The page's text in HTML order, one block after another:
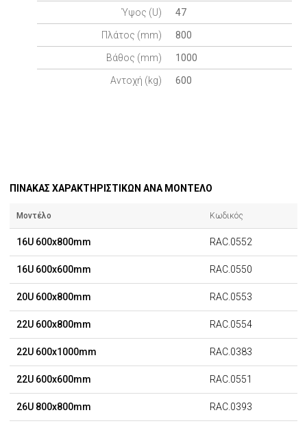
Ύψος (U) 47
Πλάτος (mm) 800
Βάθος (mm) 1000
Αντοχή (kg) 600
ΠΙΝΑΚΑΣ ΧΑΡΑΚΤΗΡΙΣΤΙΚΩΝ ΑΝΑ ΜΟΝΤΕΛΟ
Μοντέλο Κωδικός
16U 600x800mm RAC.0552
16U 600x600mm RAC.0550
20U 600x800mm RAC.0553
22U 600x800mm RAC.0554
22U 600x1000mm RAC.0383
22U 600x600mm RAC.0551
26U 800x800mm RAC.0393